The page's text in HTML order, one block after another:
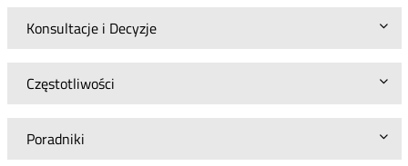
Konsultacje i Decyzje
Częstotliwości
Poradniki